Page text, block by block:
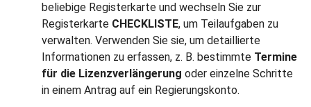
beliebige Registerkarte und wechseln Sie zur
Registerkarte CHECKLISTE, um Teilaufgaben zu
verwalten. Verwenden Sie sie, um detaillierte
Informationen zu erfassen, z. B. bestimmte Termine
für die Lizenzverlängerung oder einzelne Schritte
in einem Antrag auf ein Regierungskonto.